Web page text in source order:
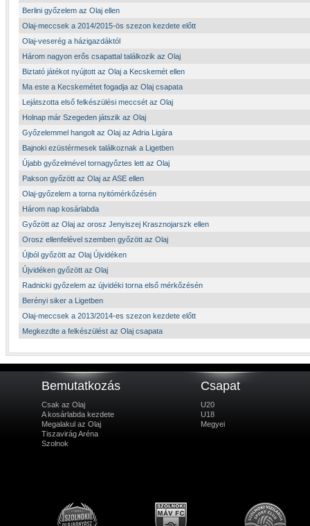
Berlini győzelem az Olaj ellen
Olaj-meccsek a 2014/2015-ös szezon kezdete előtt
Olaj-veserég a házigazdáktól
Három nagyon erős csapattal találkozik az Olaj
Biztató játékot nyújtott az Olaj a Kecskemét ellen
Ma este a Kecskemétet fogadja az Olaj csapata
Lejátszotta első felkészülési meccsét az Olaj
Holnap már Szegeden játszik az Olaj
Győzelemmel hangolt az Olaj az Adria Ligára
Bajnoki ezüstérmesek találkoznak a Ligetben
Újabb győzelmével tornagyőztes lett az Olaj
Pakson győzött az Olaj az ASE ellen
Olaj-győzelem a torna nyitómérkőzésén
Három nap kosárlabda
Győzött az Olaj az orosz Jenyiszej Krasznojarszk ellen
Orosz ellenfelével szemben győzött az Olaj
Újból győzött az Olaj Újvidéken
Újvidéken győzött az Olaj
Radnicki győzelem az újvidéki torna első mérkőzésén
Berényi siker a Ligetben
Olaj-meccsek a 2013/2014-es szezon kezdete előtt
Megkezdte a felkészülést az Olaj csapata
Bemutatkozás
Csak az Olaj
A kosárlabda kezdete
Megalakul az Olaj
Tiszavirág Aréna
Szolnok
Csapat
U20
U18
Megyei